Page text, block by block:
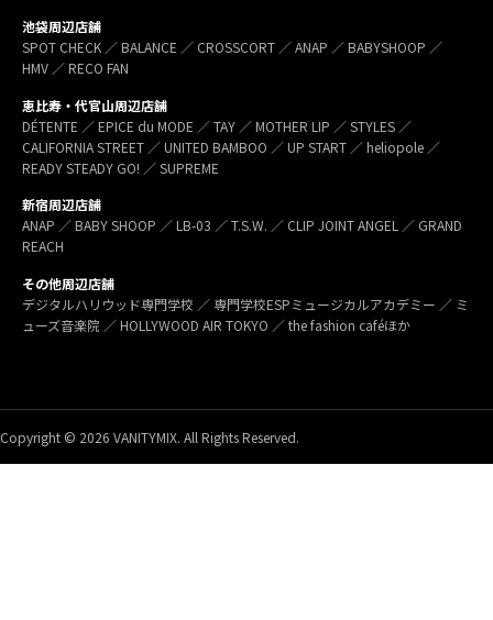
池袋周辺店舗
SPOT CHECK ／ BALANCE ／ CROSSCORT ／ ANAP ／ BABYSHOOP ／
HMV ／ RECO FAN
恵比寿・代官山周辺店舗
DÉTENTE ／ EPICE du MODE ／ TAY ／ MOTHER LIP ／ STYLES ／
CALIFORNIA STREET ／ UNITED BAMBOO ／ UP START ／ heliopole ／
READY STEADY GO! ／ SUPREME
新宿周辺店舗
ANAP ／ BABY SHOOP ／ LB-03 ／ T.S.W. ／ CLIP JOINT ANGEL ／ GRAND
REACH
その他周辺店舗
デジタルハリウッド専門学校 ／ 専門学校ESPミュージカルアカデミー ／ ミ
ューズ音楽院 ／ HOLLYWOOD AIR TOKYO ／ the fashion caféほか
Copyright © 2026 VANITYMIX. All Rights Reserved.